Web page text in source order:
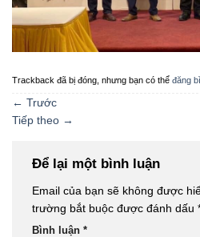
Trackback đã bị đóng, nhưng bạn có thể đăng
← Trước
Tiếp theo →
Để lại một bình luận
Email của bạn sẽ không được
trường bắt buộc được đánh dấu
Bình luận *